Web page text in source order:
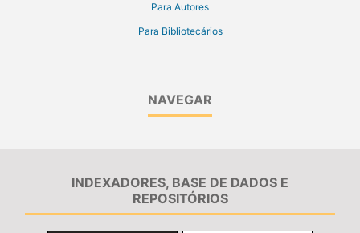
Para Autores
Para Bibliotecários
NAVEGAR
INDEXADORES, BASE DE DADOS E
REPOSITÓRIOS